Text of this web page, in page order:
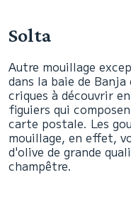
Solta
Autre mouillage
dans la baie de
criques à découvrir
figuiers qui
carte postale. Les
mouillage, en effet,
d'olive de grande
champêtre.